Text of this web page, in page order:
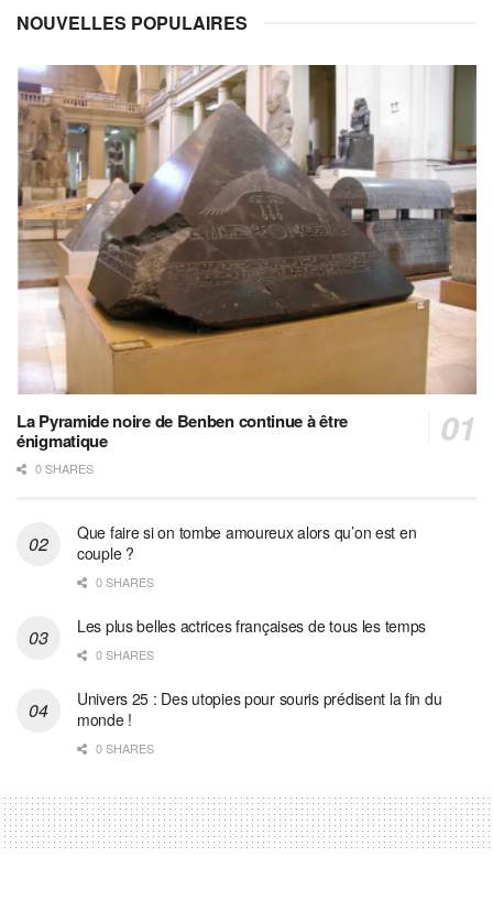
NOUVELLES POPULAIRES
La Pyramide noire de Benben continue à être
énigmatique
0 SHARES
Que faire si on tombe amoureux alors qu’on est en
couple ?
0 SHARES
Les plus belles actrices françaises de tous les temps
0 SHARES
Univers 25 : Des utopies pour souris prédisent la fin du
monde !
0 SHARES